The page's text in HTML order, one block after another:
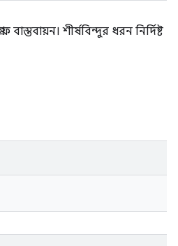
শীর্ষবিন্দুর ধরন নির্দিষ্ট